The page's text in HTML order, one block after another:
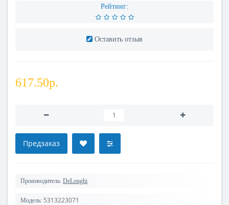
Рейтинг:
Оставить отзыв
617.50р.
Предзаказ
Производитель: DeLonghi
Модель: 5313223071